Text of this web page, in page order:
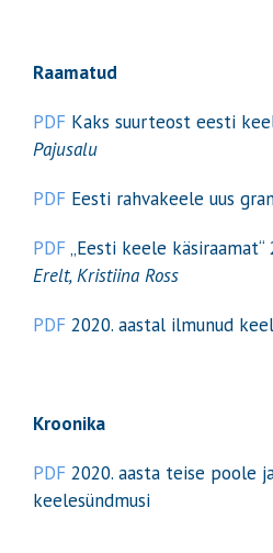
Raamatud
PDF Kaks suurteost eesti
Pajusalu
PDF Eesti rahvakeele uus
PDF„Eesti keele käsiraamat“
Erelt, Kristiina Ross
PDF 2020. aastal ilmunud
Kroonika
PDF 2020. aasta teise poole
keelesündmusi